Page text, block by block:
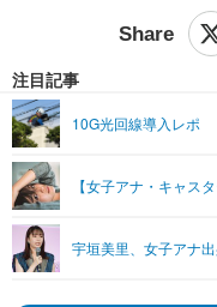
グラビア
ショッピング
ライフTOP
リリース一覧
プッシュ通知の停止方法
注目記事
10G光回線導入レポ
【女子アナ・キャス
宇垣美里、女子アナ